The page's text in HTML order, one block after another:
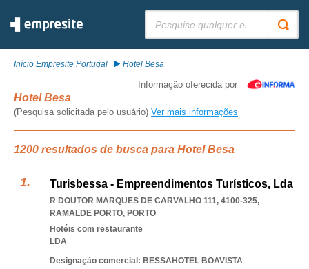
Início Empresite Portugal Hotel Besa
Informação oferecida por
Hotel Besa
(Pesquisa solicitada pelo usuário) Ver mais informações
1200 resultados de busca para Hotel Besa
Turisbessa - Empreendimentos Turísticos, Lda
R DOUTOR MARQUES DE CARVALHO 111, 4100-325,
RAMALDE PORTO, PORTO
Hotéis com restaurante
LDA
Designação comercial: BESSAHOTEL BOAVISTA